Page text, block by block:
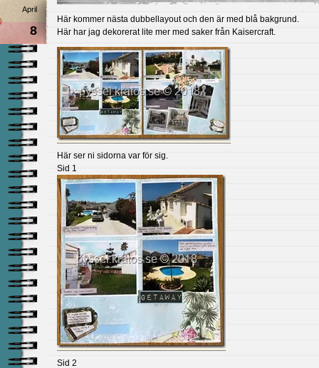
April
8
Här kommer nästa dubbellayout och den är med blå bakgrund.
Här har jag dekorerat lite mer med saker från Kaisercraft.
Här ser ni sidorna var för sig.
Sid 1
Sid 2